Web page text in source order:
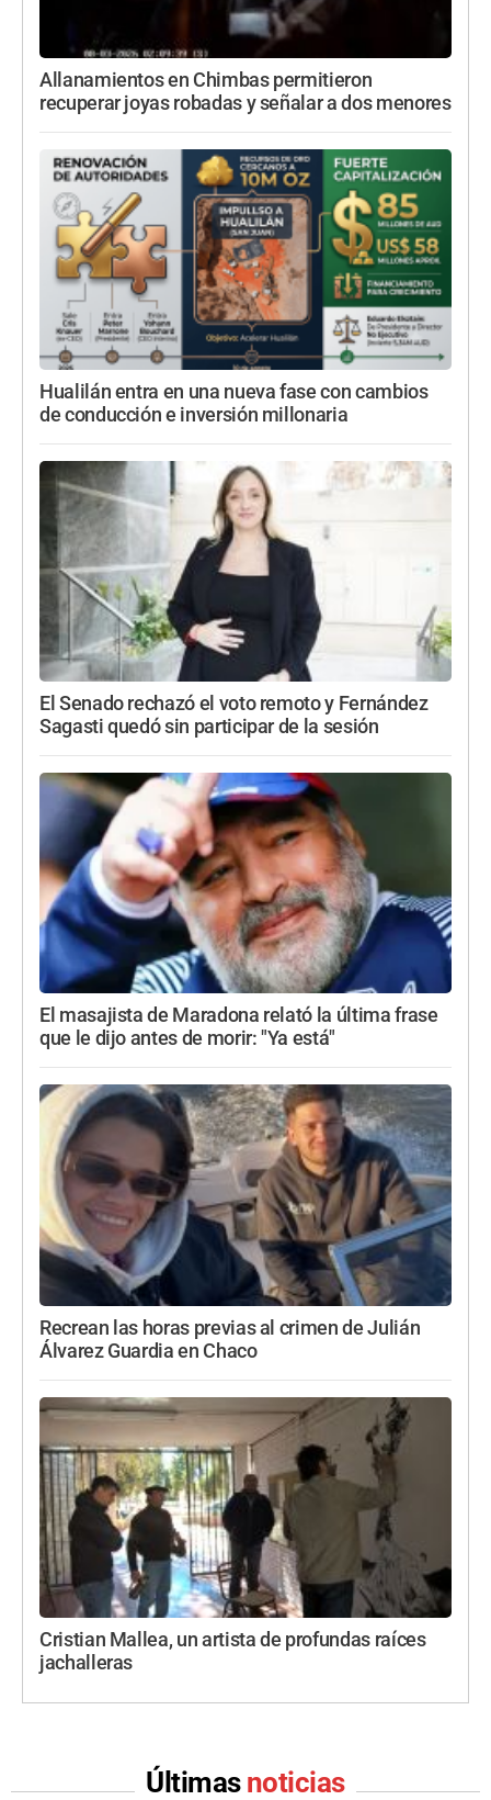
Allanamientos en Chimbas permitieron
recuperar joyas robadas y señalar a dos menores
Hualilán entra en una nueva fase con cambios
de conducción e inversión millonaria
El Senado rechazó el voto remoto y Fernández
Sagasti quedó sin participar de la sesión
El masajista de Maradona relató la última frase
que le dijo antes de morir: "Ya está"
Recrean las horas previas al crimen de Julián
Álvarez Guardia en Chaco
Cristian Mallea, un artista de profundas raíces
jachalleras
Últimas noticias